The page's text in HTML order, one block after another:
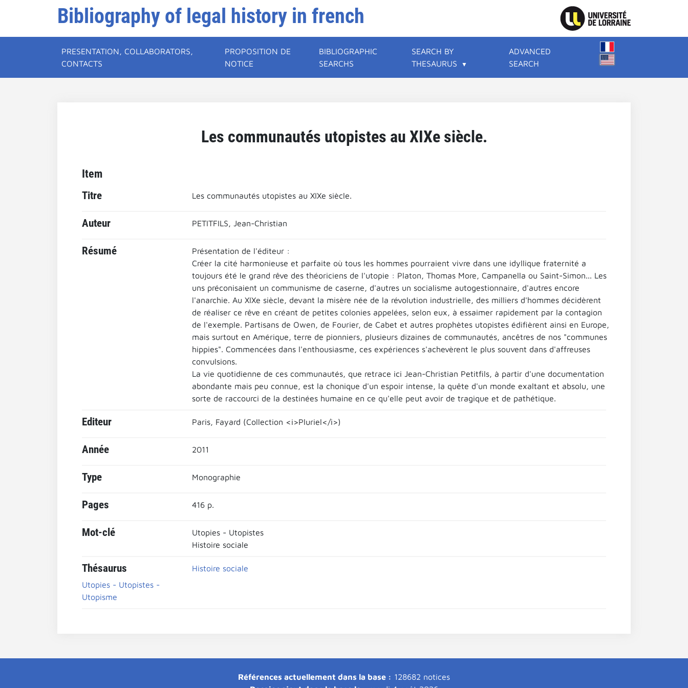
Bibliography of legal history in french
PRESENTATION, COLLABORATORS,
CONTACTS
PROPOSITION DE
NOTICE
BIBLIOGRAPHIC
SEARCHS
SEARCH BY
THESAURUS
ADVANCED
SEARCH
Les communautés utopistes au XIXe siècle.
Item
Titre Les communautés utopistes au XIXe siècle.
Auteur PETITFILS, Jean-Christian
Résumé
Présentation de l'éditeur :
Créer la cité harmonieuse et parfaite où tous les hommes pourraient vivre dans une idyllique fraternité a
toujours été le grand rêve des théoriciens de l'utopie : Platon, Thomas More, Campanella ou Saint-Simon... Les
uns préconisaient un communisme de caserne, d'autres un socialisme autogestionnaire, d'autres encore
l'anarchie. Au XIXe siècle, devant la misère née de la révolution industrielle, des milliers d'hommes décidèrent
de réaliser ce rêve en créant de petites colonies appelées, selon eux, à essaimer rapidement par la contagion
de l'exemple. Partisans de Owen, de Fourier, de Cabet et autres prophètes utopistes édifièrent ainsi en Europe,
mais surtout en Amérique, terre de pionniers, plusieurs dizaines de communautés, ancêtres de nos "communes
hippies". Commencées dans l'enthousiasme, ces expériences s'achevèrent le plus souvent dans d'affreuses
convulsions.
La vie quotidienne de ces communautés, que retrace ici Jean-Christian Petitfils, à partir d'une documentation
abondante mais peu connue, est la chonique d'un espoir intense, la quête d'un monde exaltant et absolu, une
sorte de raccourci de la destinées humaine en ce qu'elle peut avoir de tragique et de pathétique.
Editeur Paris, Fayard (Collection <i>Pluriel</i>)
Année 2011
Type Monographie
Pages 416 p.
Mot-clé
Utopies - Utopistes
Histoire sociale
Thésaurus
Histoire sociale
Utopies - Utopistes -
Utopisme
Références actuellement dans la base : 128682 notices